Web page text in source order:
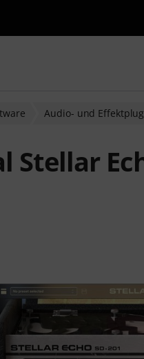
Audio- und
Stellar